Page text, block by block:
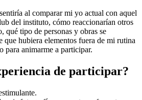
al comparar mi yo actual con aquel
del instituto, cómo reaccionarían otros
qué tipo de personas y obras se
que hubiera elementos fuera de mi rutina
para animarme a participar.
de participar?